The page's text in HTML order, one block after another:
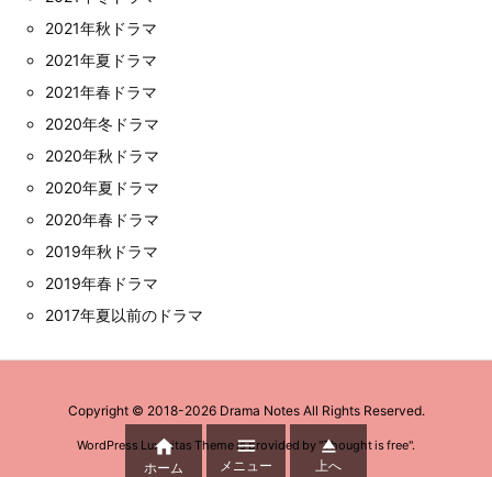
2021年秋ドラマ
2021年夏ドラマ
2021年春ドラマ
2020年冬ドラマ
2020年秋ドラマ
2020年夏ドラマ
2020年春ドラマ
2019年秋ドラマ
2019年春ドラマ
2017年夏以前のドラマ
Copyright © 2018-2026 Drama NotesAll Rights Reserved.
WordPress Luxeritas Theme is provided by "Thought is free".

ホーム

メニュー

上へ